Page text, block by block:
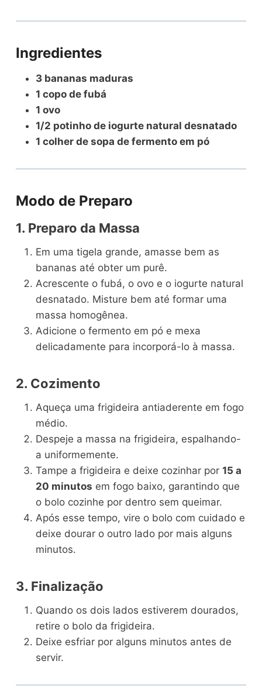
Ingredientes
3 bananas maduras
1 copo de fubá
1 ovo
1/2 potinho de iogurte natural desnatado
1 colher de sopa de fermento em pó
Modo de Preparo
1. Preparo da Massa
Em uma tigela grande, amasse bem as
bananas até obter um purê.
Acrescente o fubá, o ovo e o iogurte natural
desnatado. Misture bem até formar uma
massa homogênea.
Adicione o fermento em pó e mexa
delicadamente para incorporá-lo à massa.
2. Cozimento
Aqueça uma frigideira antiaderente em fogo
médio.
Despeje a massa na frigideira, espalhando-
a uniformemente.
Tampe a frigideira e deixe cozinhar por15 a
20 minutos em fogo baixo, garantindo que
o bolo cozinhe por dentro sem queimar.
Após esse tempo, vire o bolo com cuidado e
deixe dourar o outro lado por mais alguns
minutos.
3. Finalização
Quando os dois lados estiverem dourados,
retire o bolo da frigideira.
Deixe esfriar por alguns minutos antes de
servir.